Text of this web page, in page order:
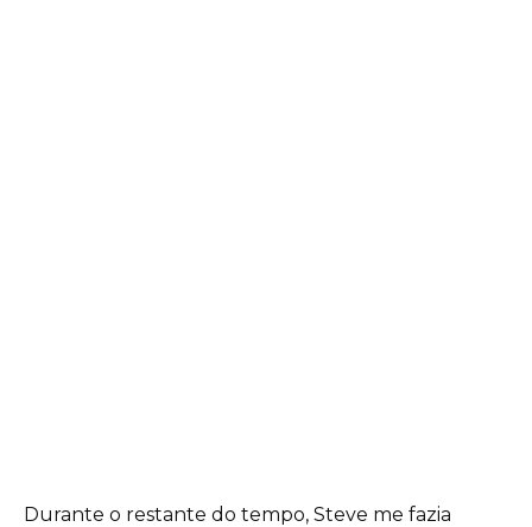
Durante o restante do tempo, Steve me fazia